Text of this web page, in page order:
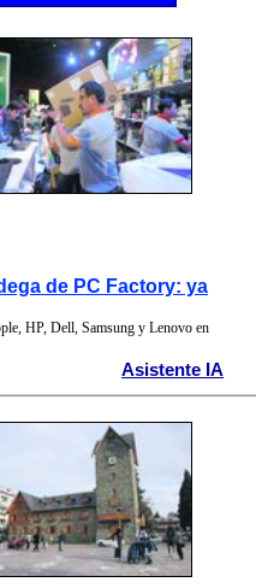
de PC Factory: ya
HP, Dell, Samsung y Lenovo en
Asistente IA